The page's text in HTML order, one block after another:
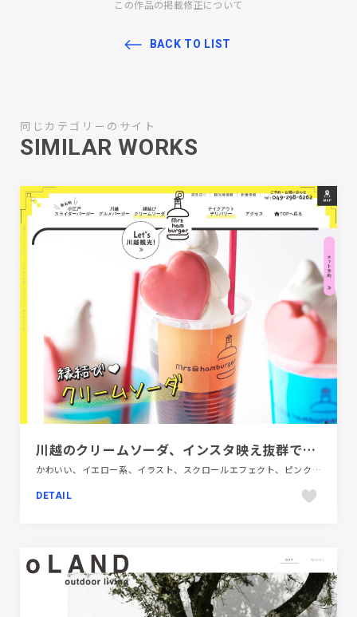
この作品の掲載修正について
BACK TO LIST
同じカテゴリーのサイト
SIMILAR WORKS
川越のクリームソーダ、インスタ映え抜群でテイクアウト・食べ歩きに人気
かわいい、イエロー系、イラスト、スクロールエフェクト、ピンク系、ブルー系、ホワイト系、ポップ、モーション多め、大きめ写真、手書き・ハンドメイド、施設・店舗サイト、飲食店・グルメ・ウェディング
DETAIL